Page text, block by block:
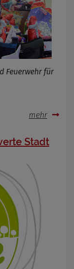
Feuerwehr für
mehr
Stadt